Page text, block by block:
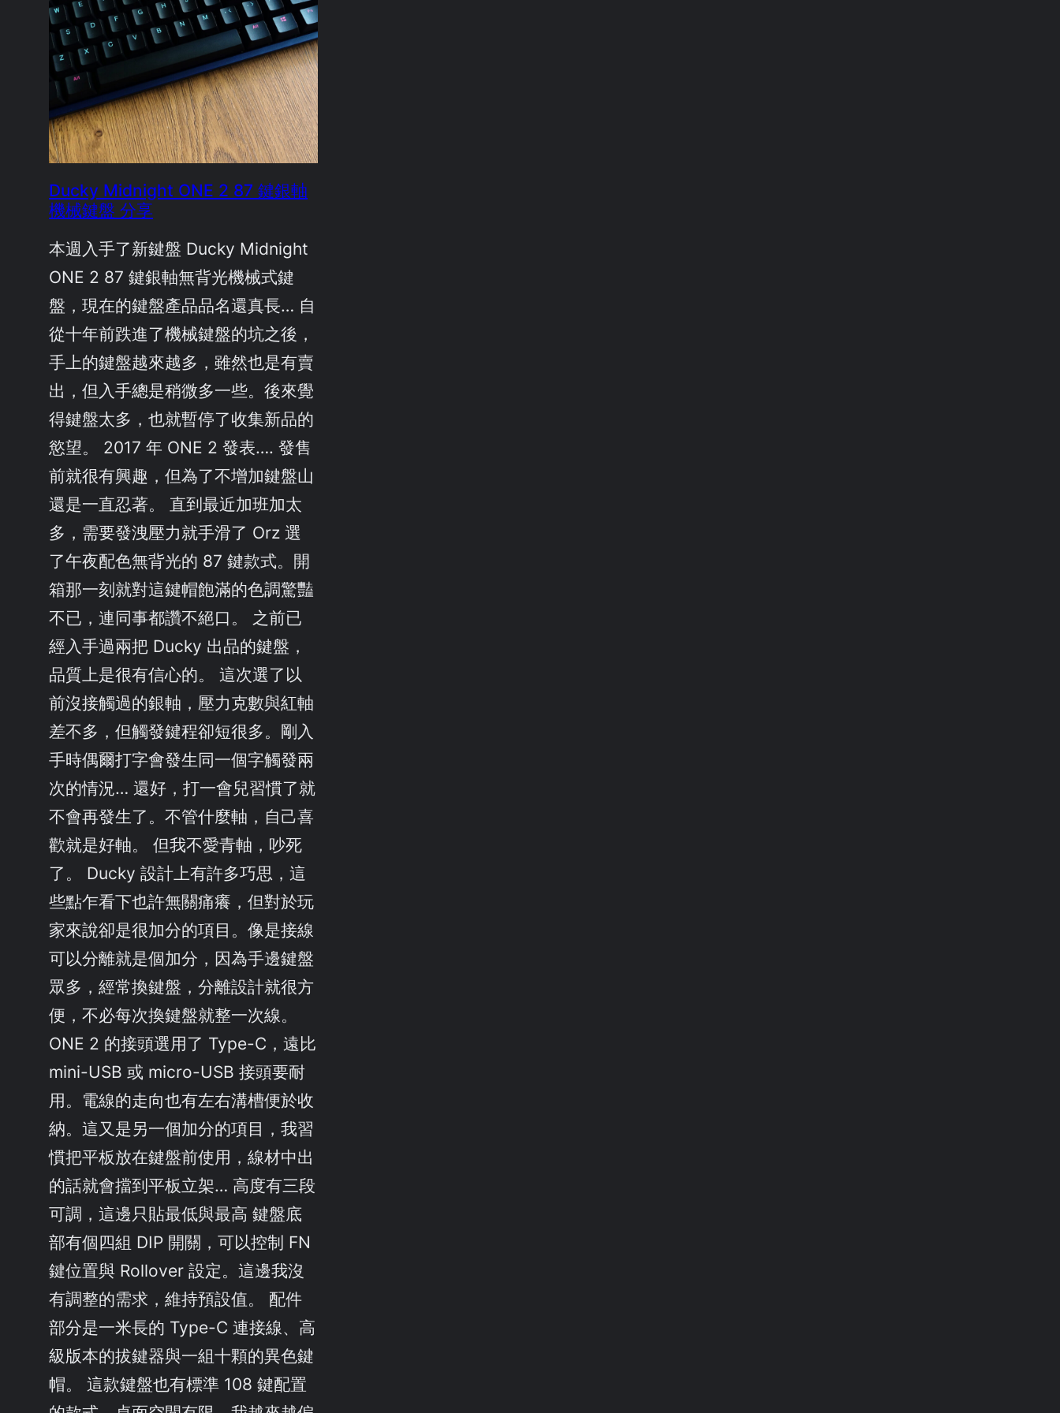
Ducky Midnight ONE 2 87 鍵銀軸
機械鍵盤 分享
本週入手了新鍵盤 Ducky Midnight
ONE 2 87 鍵銀軸無背光機械式鍵
盤，現在的鍵盤產品品名還真長… 自
從十年前跌進了機械鍵盤的坑之後，
手上的鍵盤越來越多，雖然也是有賣
出，但入手總是稍微多一些。後來覺
得鍵盤太多，也就暫停了收集新品的
慾望。 2017 年 ONE 2 發表…. 發售
前就很有興趣，但為了不增加鍵盤山
還是一直忍著。 直到最近加班加太
多，需要發洩壓力就手滑了 Orz 選
了午夜配色無背光的 87 鍵款式。開
箱那一刻就對這鍵帽飽滿的色調驚豔
不已，連同事都讚不絕口。 之前已
經入手過兩把 Ducky 出品的鍵盤，
品質上是很有信心的。 這次選了以
前沒接觸過的銀軸，壓力克數與紅軸
差不多，但觸發鍵程卻短很多。剛入
手時偶爾打字會發生同一個字觸發兩
次的情況… 還好，打一會兒習慣了就
不會再發生了。不管什麼軸，自己喜
歡就是好軸。 但我不愛青軸，吵死
了。 Ducky 設計上有許多巧思，這
些點乍看下也許無關痛癢，但對於玩
家來說卻是很加分的項目。像是接線
可以分離就是個加分，因為手邊鍵盤
眾多，經常換鍵盤，分離設計就很方
便，不必每次換鍵盤就整一次線。
ONE 2 的接頭選用了 Type-C，遠比
mini-USB 或 micro-USB 接頭要耐
用。電線的走向也有左右溝槽便於收
納。這又是另一個加分的項目，我習
慣把平板放在鍵盤前使用，線材中出
的話就會擋到平板立架… 高度有三段
可調，這邊只貼最低與最高 鍵盤底
部有個四組 DIP 開關，可以控制 FN
鍵位置與 Rollover 設定。這邊我沒
有調整的需求，維持預設值。 配件
部分是一米長的 Type-C 連接線、高
級版本的拔鍵器與一組十顆的異色鍵
帽。 這款鍵盤也有標準 108 鍵配置